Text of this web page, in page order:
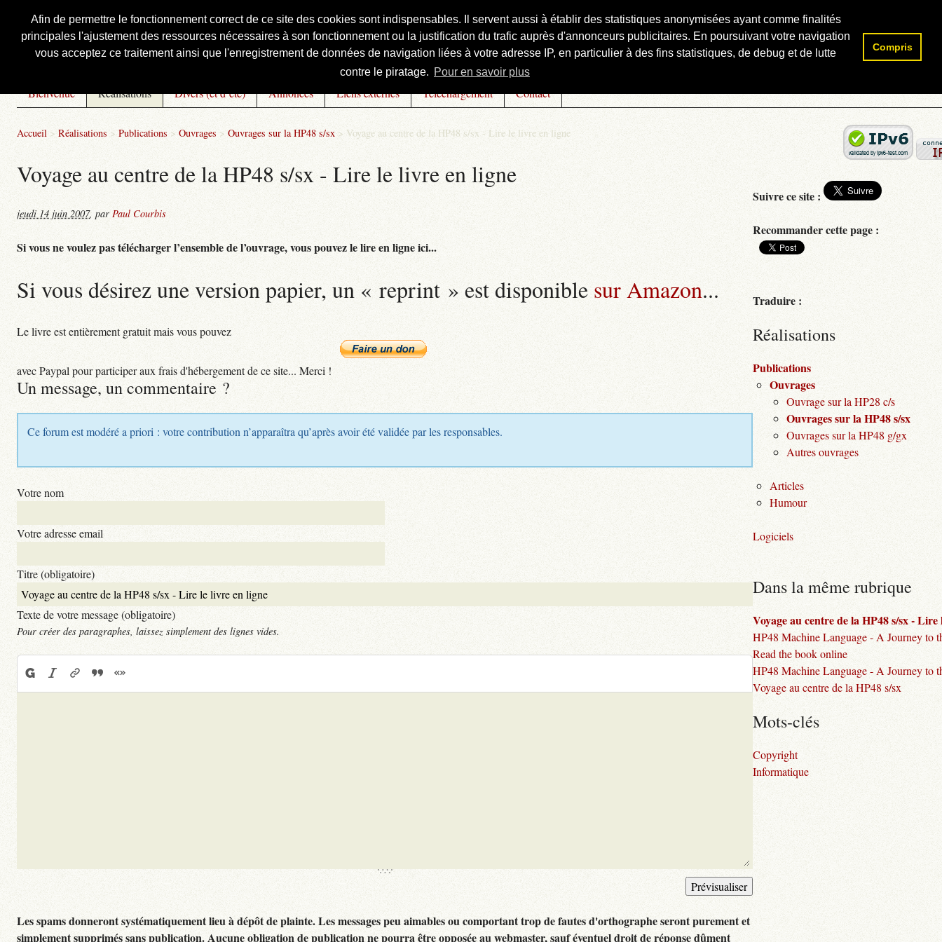
Afin de permettre le fonctionnement correct de ce site des cookies sont indispensables. Il servent aussi à établir des statistiques anonymisées ayant comme finalités
principales l'ajustement des ressources nécessaires à son fonctionnement ou la justification du trafic auprès d'annonceurs publicitaires. En poursuivant votre navigation
vous acceptez ce traitement ainsi que l'enregistrement de données de navigation liées à votre adresse IP, en particulier à des fins statistiques, de debug et de lutte
contre le piratage. Pour en savoir plus
Compris
Courbis, « LE » Blog Officiel
Bienvenue Réalisations Divers (et d’été) Annonces Liens externes Téléchargement Contact
Accueil > Réalisations > Publications > Ouvrages > Ouvrages sur la HP48 s/sx > Voyage au centre de la HP48 s/sx - Lire le livre en ligne
Voyage au centre de la HP48 s/sx - Lire le livre en ligne
jeudi 14 juin 2007, par Paul Courbis
Si vous ne voulez pas télécharger l’ensemble de l’ouvrage, vous pouvez le lire en ligne ici...
Si vous désirez une version papier, un « reprint » est disponible sur Amazon...
Le livre est entièrement gratuit mais vous pouvez
avec Paypal pour participer aux frais d'hébergement de ce site... Merci !
Un message, un commentaire ?
Ce forum est modéré a priori : votre contribution n’apparaîtra qu’après avoir été validée par les responsables.
Votre nom
Votre adresse email
Titre (obligatoire)
Texte de votre message (obligatoire)
Pour créer des paragraphes, laissez simplement des lignes vides.
Les spams donneront systématiquement lieu à dépôt de plainte. Les messages peu aimables ou comportant trop de fautes d'orthographe seront purement et
simplement supprimés sans publication. Aucune obligation de publication ne pourra être opposée au webmaster, sauf éventuel droit de réponse dûment
Rechercher :
Suivre ce site :
Recommander cette page :
Traduire :
Réalisations
Publications
Ouvrages
Ouvrage sur la HP28 c/s
Ouvrages sur la HP48 s/sx
Ouvrages sur la HP48 g/gx
Autres ouvrages
Articles
Humour
Logiciels
Dans la même rubrique
Voyage au centre de la HP48 s/sx -
HP48 Machine Language - A Journey to
Read the book online
HP48 Machine Language - A Journey to
Voyage au centre de la HP48 s/sx
Mots-clés
Copyright
Informatique